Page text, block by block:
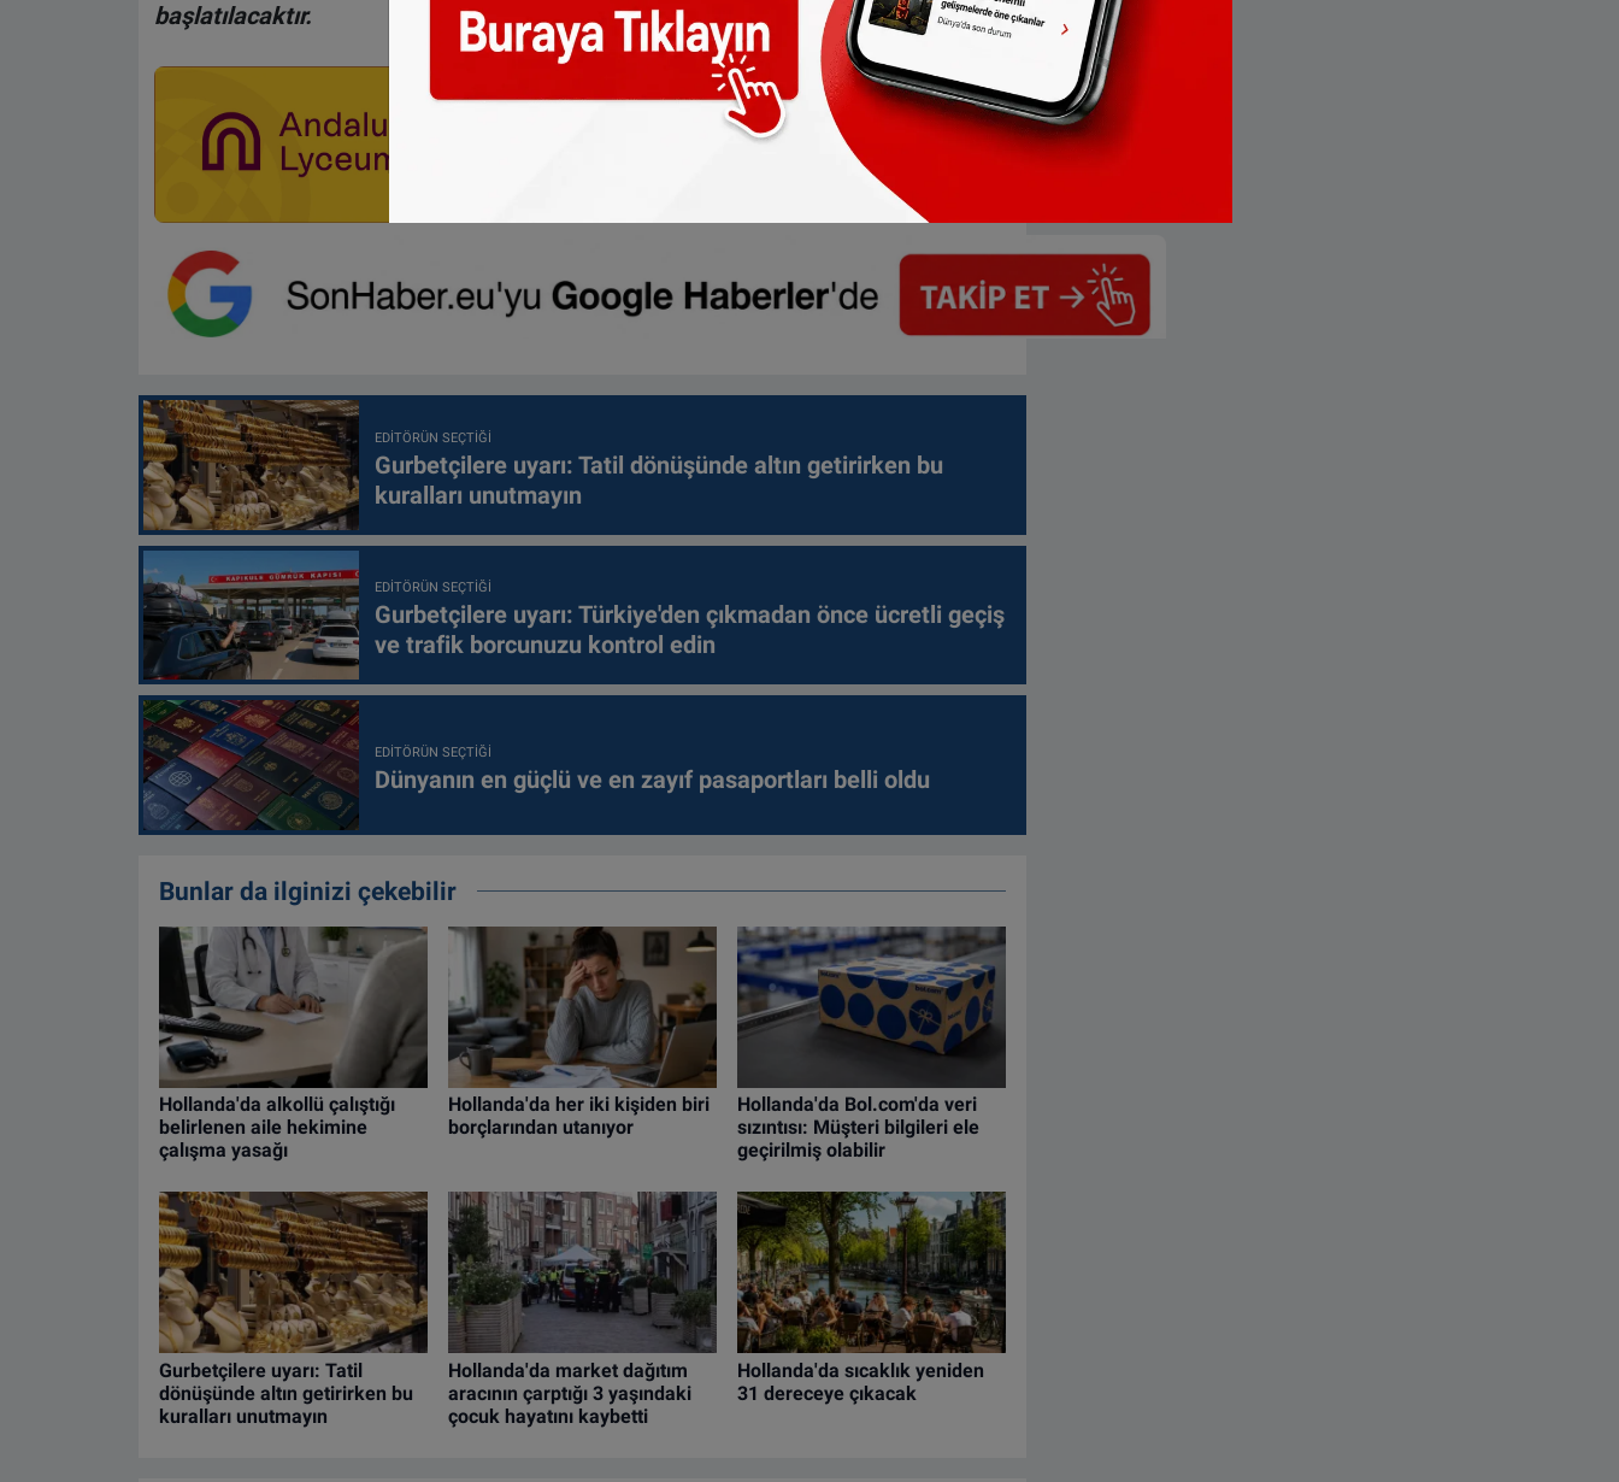
başlatılacaktır.
EDITÖRÜN SEÇTIĞI
Gurbetçilere uyarı: Tatil dönüşünde altın getirirken bu
kuralları unutmayın
EDITÖRÜN SEÇTIĞI
Gurbetçilere uyarı: Türkiye'den çıkmadan önce ücretli geçiş
ve trafik borcunuzu kontrol edin
EDITÖRÜN SEÇTIĞI
Dünyanın en güçlü ve en zayıf pasaportları belli oldu
Bunlar da ilginizi çekebilir
Hollanda'da alkollü çalıştığı
belirlenen aile hekimine
çalışma yasağı
Hollanda'da her iki kişiden biri
borçlarından utanıyor
Hollanda'da Bol.com'da veri
sızıntısı: Müşteri bilgileri ele
geçirilmiş olabilir
Gurbetçilere uyarı: Tatil
dönüşünde altın getirirken bu
kuralları unutmayın
Hollanda'da market dağıtım
aracının çarptığı 3 yaşındaki
çocuk hayatını kaybetti
Hollanda'da sıcaklık yeniden
31 dereceye çıkacak